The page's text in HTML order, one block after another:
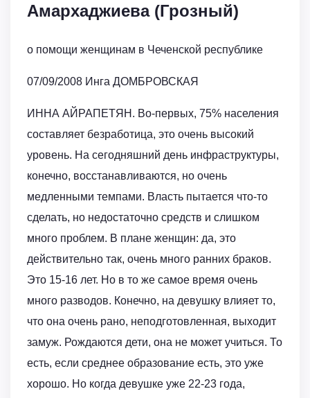
Амархаджиева (Грозный)
о помощи женщинам в Чеченской республике
07/09/2008 Инга ДОМБРОВСКАЯ
ИННА АЙРАПЕТЯН. Во-первых, 75% населения
составляет безработица, это очень высокий
уровень. На сегодняшний день инфраструктуры,
конечно, восстанавливаются, но очень
медленными темпами. Власть пытается что-то
сделать, но недостаточно средств и слишком
много проблем. В плане женщин: да, это
действительно так, очень много ранних браков.
Это 15-16 лет. Но в то же самое время очень
много разводов. Конечно, на девушку влияет то,
что она очень рано, неподготовленная, выходит
замуж. Рождаются дети, она не может учиться. То
есть, если среднее образование есть, это уже
хорошо. Но когда девушке уже 22-23 года,